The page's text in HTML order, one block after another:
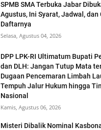
SPMB SMA Terbuka Jabar
Agustus, Ini Syarat, Jadwal, dan
Daftarnya
Selasa, Agustus 04, 2026
DPP LPK-RI Ultimatum Bupati
dan DLH: Jangan Tutup Mata
Dugaan Pencemaran Limbah
Tempuh Jalur Hukum hingga
Nasional
Kamis, Agustus 06, 2026
Misteri Dibalik Nominal